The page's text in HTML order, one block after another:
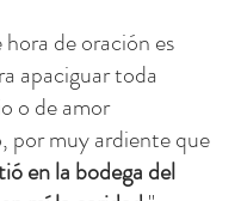
de oración es
apaciguar toda
o de amor
por muy ardiente que
en la bodega del